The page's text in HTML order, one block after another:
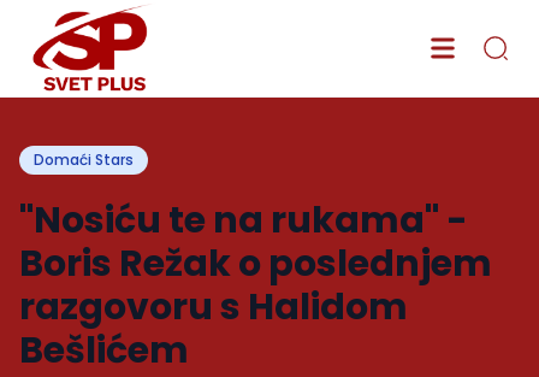
Domaći Stars
"Nosiću te na rukama" -
Boris Režak o poslednjem
razgovoru s Halidom
Bešlićem